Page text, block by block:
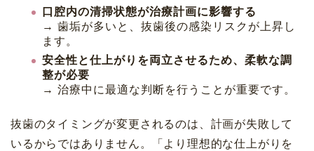
口腔内の清掃状態が治療計画に影響する
→ 歯垢が多いと、抜歯後の感染リスクが上昇し
ます。
安全性と仕上がりを両立させるため、柔軟な調
整が必要
→ 治療中に最適な判断を行うことが重要です。
抜歯のタイミングが変更されるのは、計画が失敗して
いるからではありません。「より理想的な仕上がりを